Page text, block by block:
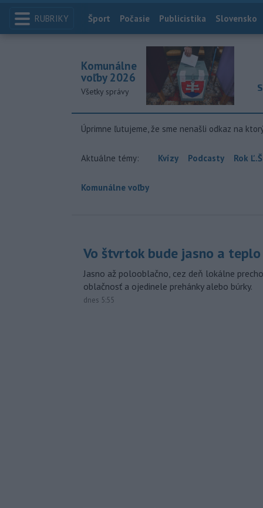
RUBRIKY Index
Šport Počasie Publicistika Slovensko
Komunálne
voľby 2026
Všetky správy
Úprimne ľutujeme, že sme nenašli odkaz na
Aktuálne témy: Kvízy Podcasty Rok
Komunálne voľby
Vo štvrtok bude jasno a teplo
Jasno až polooblačno, cez deň lokálne
oblačnosť a ojedinele prehánky alebo búrky.
dnes 5:55